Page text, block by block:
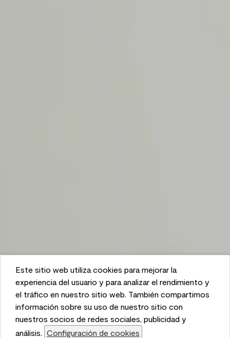
This website uses cookies to enhance user experience
and to analyze performance and traffic on our website.
We also share information about your use of our site
with our social media, advertising, and analytics
partners. Cookie Settings
Este sitio web utiliza cookies para mejorar la
experiencia del usuario y para analizar el rendimiento y
el tráfico en nuestro sitio web. También compartimos
información sobre su uso de nuestro sitio con
nuestros socios de redes sociales, publicidad y
análisis. Configuración de cookies